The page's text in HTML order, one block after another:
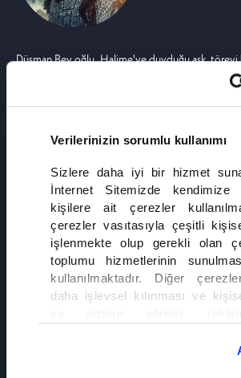
Verilerinizin sorumlu kullanımı
Sizlere daha iyi bir hizmet
İnternet Sitemizde
kişilere ait çerezler
çerezler vasıtasıyla çeşitli
işlenmekte olup gerekli olan
toplumu hizmetlerinin
kullanılmaktadır. Diğer
daha işlevsel kılınması ve
olarak açık rızanız dahilinde
Düşman Bey oğlu. Halime'ye duyduğu aşk,
Atların dilini bilir, rüzgârla konuşur. Kökeni
yiğitliktir. Savaşta düşman, aşkta adanmış bir